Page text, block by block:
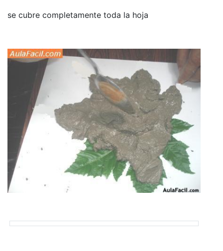
se cubre completamente toda la hoja